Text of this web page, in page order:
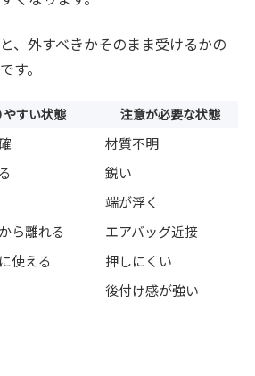
、外すべきかそのまま受けるかの
す。
やすい状態 注意が必要な状態
材質不明
鋭い
端が浮く
ら離れる
エアバッグ近接
使える
押しにくい
後付け感が強い